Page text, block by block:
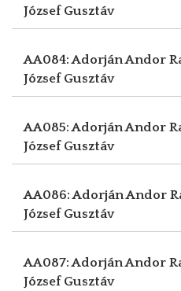
József Gusztáv
AA084: Adorján Andor
József Gusztáv
AA085: Adorján Andor
József Gusztáv
AA086: Adorján Andor
József Gusztáv
AA087: Adorján Andor
József Gusztáv